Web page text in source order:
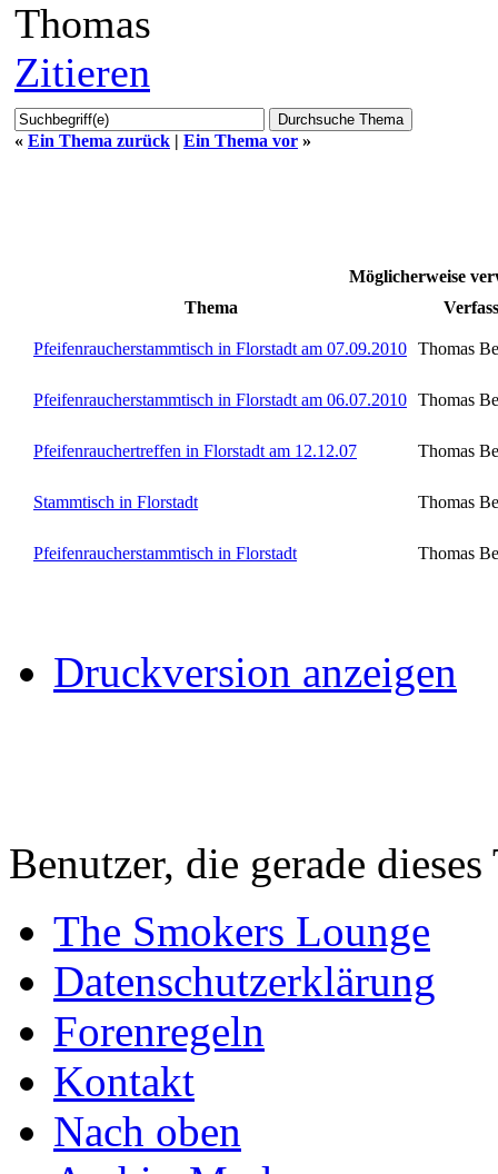
Thomas
Zitieren
« Ein Thema zurück | Ein Thema vor »
Möglicherweise
Thema
Pfeifenraucherstammtisch in Florstadt am 07.09.2010 Thomas
Pfeifenraucherstammtisch in Florstadt am 06.07.2010 Thomas
Pfeifenrauchertreffen in Florstadt am 12.12.07 Thomas
Stammtisch in Florstadt Thomas
Pfeifenraucherstammtisch in Florstadt Thomas
Druckversion anzeigen
Benutzer, die gerade
The Smokers Lounge
Datenschutzerklärung
Forenregeln
Kontakt
Nach oben